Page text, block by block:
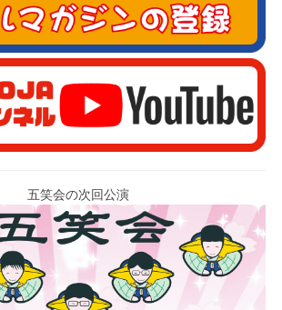
五笑会の次回公演